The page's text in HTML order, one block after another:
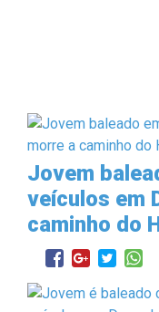
Jovem
veículos em
caminho do